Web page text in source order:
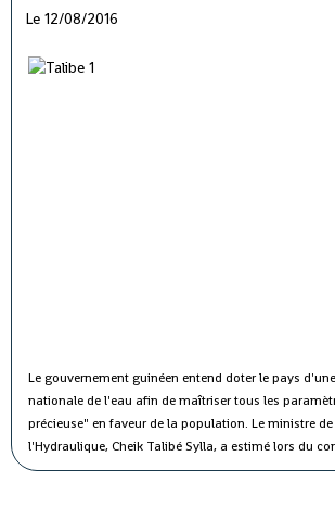
Le 12/08/2016
Le gouvernement guinéen entend doter le pays
nationale de l'eau afin de maîtriser tous les
précieuse" en faveur de la population. Le ministre
l'Hydraulique, Cheik Talibé Sylla, a estimé lors du
jeudi que le "potentiel des ressources en eau du